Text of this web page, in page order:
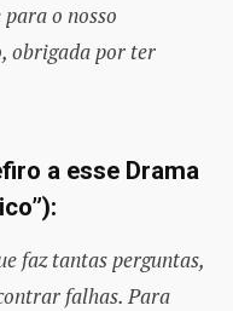
o nosso
obrigada por ter
a esse Drama
faz tantas perguntas,
falhas. Para